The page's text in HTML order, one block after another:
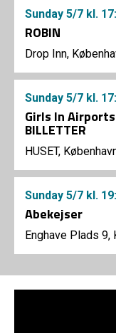
Sunday 5/7 kl.
ROBIN
Drop Inn,
Sunday 5/7 kl.
Girls In
BILLETTER
HUSET,
Sunday 5/7 kl.
Abekejser
Enghave Plads 9,